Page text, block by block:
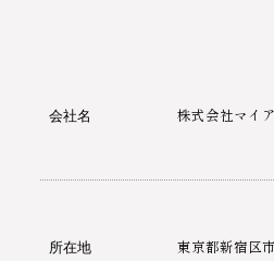
会社名 株式会社マイ
所在地 東京都新宿区